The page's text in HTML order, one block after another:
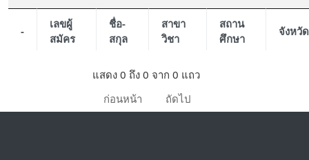
-
เลขผู้
สมัคร
ชื่อ-
สกุล
สาขา
วิชา
สถาน
ศึกษา
จังหวัด
แสดง 0 ถึง 0 จาก 0 แถว
ก่อนหน้า
ถัดไป